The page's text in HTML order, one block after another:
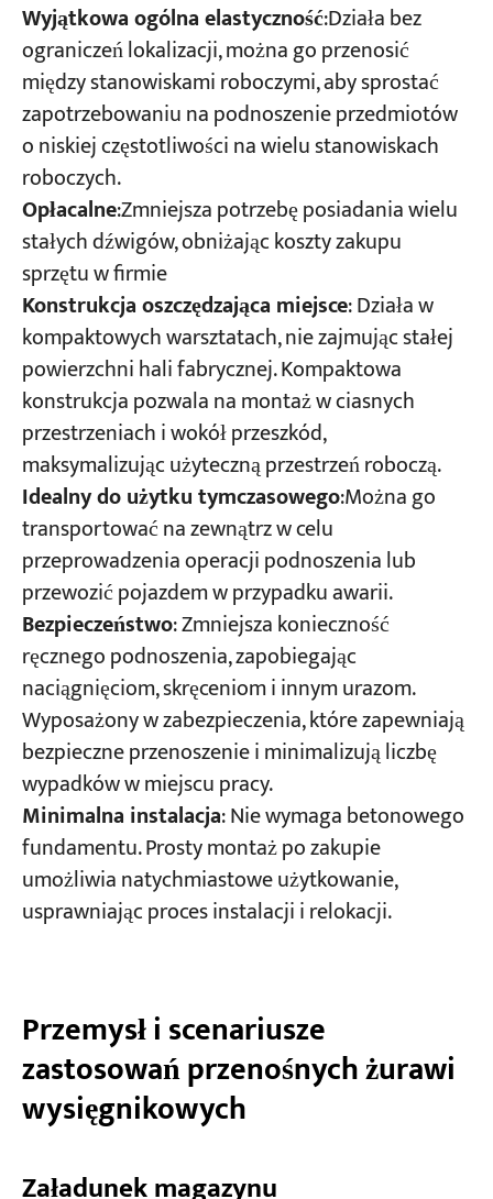
Wyjątkowa ogólna elastyczność:Działa bez
ograniczeń lokalizacji, można go przenosić
między stanowiskami roboczymi, aby sprostać
zapotrzebowaniu na podnoszenie przedmiotów
o niskiej częstotliwości na wielu stanowiskach
roboczych.
Opłacalne:Zmniejsza potrzebę posiadania wielu
stałych dźwigów, obniżając koszty zakupu
sprzętu w firmie
Konstrukcja oszczędzająca miejsce: Działa w
kompaktowych warsztatach, nie zajmując stałej
powierzchni hali fabrycznej. Kompaktowa
konstrukcja pozwala na montaż w ciasnych
przestrzeniach i wokół przeszkód,
maksymalizując użyteczną przestrzeń roboczą.
Idealny do użytku tymczasowego:Można go
transportować na zewnątrz w celu
przeprowadzenia operacji podnoszenia lub
przewozić pojazdem w przypadku awarii.
Bezpieczeństwo: Zmniejsza konieczność
ręcznego podnoszenia, zapobiegając
naciągnięciom, skręceniom i innym urazom.
Wyposażony w zabezpieczenia, które zapewniają
bezpieczne przenoszenie i minimalizują liczbę
wypadków w miejscu pracy.
Minimalna instalacja: Nie wymaga betonowego
fundamentu. Prosty montaż po zakupie
umożliwia natychmiastowe użytkowanie,
usprawniając proces instalacji i relokacji.
Przemysł i scenariusze
zastosowań przenośnych żurawi
wysięgnikowych
Załadunek magazynu